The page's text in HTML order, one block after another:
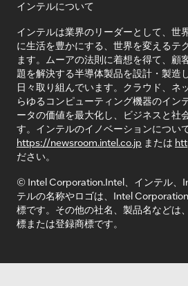
インテルについて
インテルは業界のリーダーとして、世
に生活を豊かにする、世界を変えるテ
ます。ムーアの法則に着想を得て、顧
題を解決する半導体製品を設計・製造
日々取り組んでいます。クラウド、ネ
らゆるコンピューティング機器のイン
ータの価値を最大化し、ビジネスと社
す。インテルのイノベーションについて
https://newsroom.intel.co.jp または
ださい。
© Intel Corporation.Intel、インテル、
テルの名称やロゴは、Intel
標です。その他の社名、製品名などは
標または登録商標です。